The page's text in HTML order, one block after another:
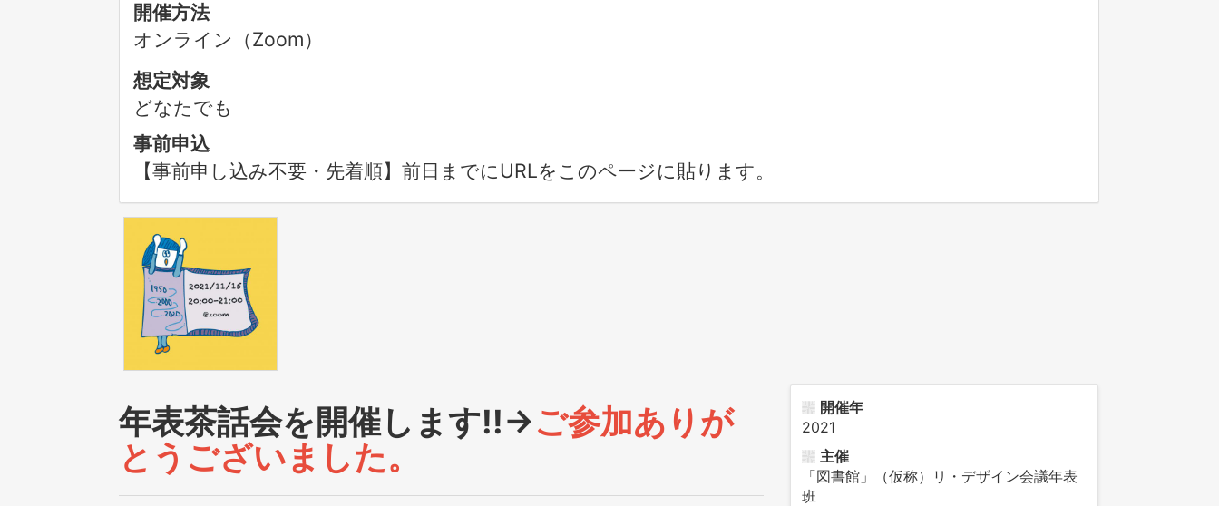
開催方法
オンライン（Zoom）
想定対象
どなたでも
事前申込
【事前申し込み不要・先着順】前日までにURLをこのページに貼ります。
年表茶話会を開催します!!→ご参加ありが
とうございました。
開催年
2021
主催
「図書館」（仮称）リ・デザイン会議年表
班